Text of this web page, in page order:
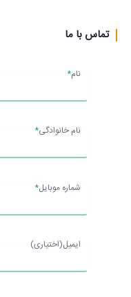
تماس با ما
نام*
نام خانوادگی*
شماره موبایل*
ایمیل(اختیاری)